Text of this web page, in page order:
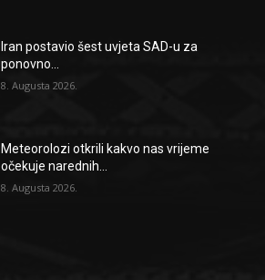
Iran postavio šest uvjeta SAD-u za
ponovno...
8. Augusta 2026.
Meteorolozi otkrili kakvo nas vrijeme
očekuje narednih...
8. Augusta 2026.